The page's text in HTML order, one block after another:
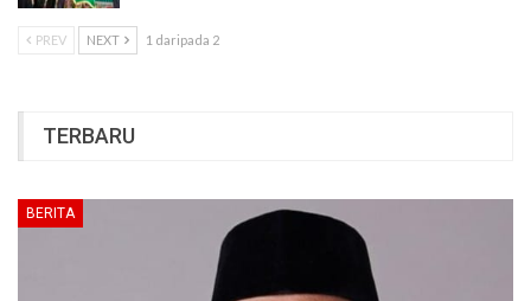
PREV NEXT 1 daripada 2
TERBARU
BERITA